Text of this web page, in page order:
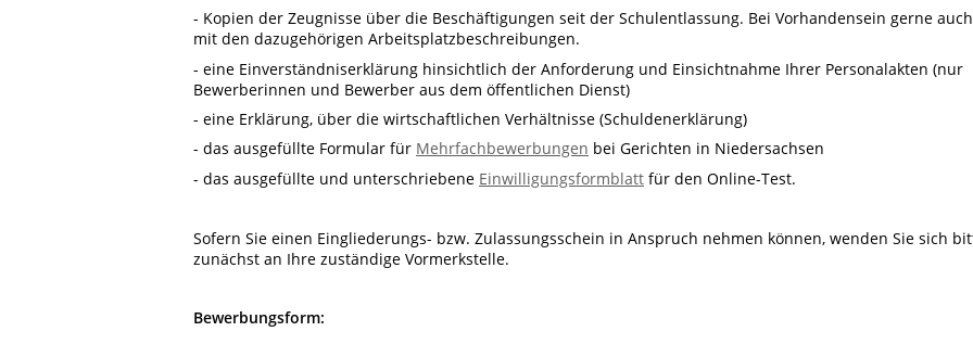
- Kopien der Zeugnisse über die Beschäftigungen seit der Schulentlassung. Bei Vorhandensein gerne auch
mit den dazugehörigen Arbeitsplatzbeschreibungen.
- eine Einverständniserklärung hinsichtlich der Anforderung und Einsichtnahme Ihrer Personalakten (nur
Bewerberinnen und Bewerber aus dem öffentlichen Dienst)
- eine Erklärung, über die wirtschaftlichen Verhältnisse (Schuldenerklärung)
- das ausgefüllte Formular für Mehrfachbewerbungen bei Gerichten in Niedersachsen
- das ausgefüllte und unterschriebene Einwilligungsformblatt für den Online-Test.
Sofern Sie einen Eingliederungs- bzw. Zulassungsschein in Anspruch nehmen können, wenden Sie sich
zunächst an Ihre zuständige Vormerkstelle.
Bewerbungsform: